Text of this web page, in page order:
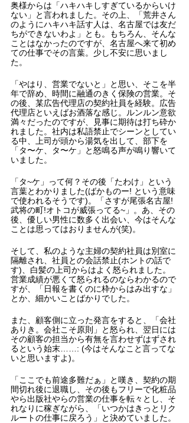
奥様からは「ハキハキしすぎているからいけ
ない」と言われました。その上、「荒井さん
のようにハキハキ話す人は、名古屋では友だ
ちができないわよ」とも。もちろん、そんな
ことはなかったのですが、名古屋へ来て初め
ての仕事でその言葉。少し不安に思いまし
た。
「やはり、営業でないと」と思い、そこを半
年で辞め、時間に融通のきく保険の営業。そ
の後、某広告代理店の契約社員を経験。広告
代理店といえばお酒落な感じ。ルンルン意欲
満々だったのですが、見事に期待は打ち砕か
れました。社内は私語禁止でシーンとしてい
る中、上司が頭から湯気を出して、部下を
「タ〜ケ、タ〜ケ」と怒鳴る声が鳴り響いて
いました。
「タ~ケ」って何？その後「たわけ」という
言葉とわかりました(ばかものー! という意味
で使われるそうです)。「さすが尾張名古屋!
武将の町!オトコが威張ってる~」。あ、その
後、優しい男性に数多く出会い、今はそんな
ことは思ってはおりませんが(笑)。
そして、私のような主婦の契約社員は別室に
隔離され、社員との会話禁止(ホントの話で
す)、白髪の上司からはよく怒られました。
営業成績が悪くて怒られるのならわかるので
すが、「日報を書くのに枠からはみ出すな」
とか、細かいことばかりでした。
また、顧客側に立った発言をすると、「会社
ありき。会社こそ原則」と怒られ、翌日には
その顧客の担当から有無を言わせずはずされ
るという始末……: (今はそんなこと言ってな
いと思いますよ)。
「ここでも前途多難だぁ」と嘆き、契約の期
間切れ後に退職し、その後もフリーで化粧品
やら出版社やらの営業の仕事を転々とし、そ
れなりに稼ぎながら、「いつかはきっとリク
ルートの仕事に戻ろう」と決めていました。